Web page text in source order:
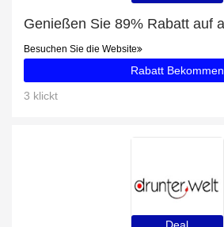
Besuchen Sie die Website
Rabatt Bekommen
3 klickt